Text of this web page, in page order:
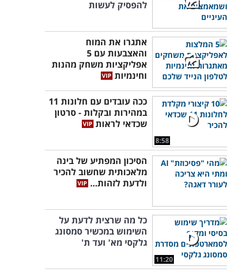
להפסיק לעשות
אתגרו את המוח
והאצבעות עם 5
אפליקציות משחק מהנות
וחינמיות
8:58
ככה עובדים עם חלונות 11
במהירות ובקלות - סרטון
שכדאי לראות
הסיכון המפתיע של בינה
מלאכותית שחשוב להכיר
ולדעת לזהות...
11:20
כל מה שרצית לדעת על
השימוש במכשיר סמסונג
גלקסי מא' ועד ת'